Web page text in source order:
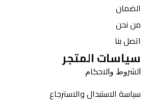
الضمان
من نحن
اتصل بنا
سياسات المتجر
ﺍﻟﺸﺮﻭﻁ ﻭﺍﻻﺣﻜﺎﻡ
سياسة الاستبدال والاسترجاع